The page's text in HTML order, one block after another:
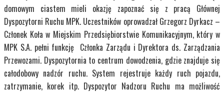
domowym ciastem mieli okazję zapoznać się z pracą Głównej
Dyspozytorni Ruchu MPK. Uczestników oprowadzał Grzegorz Dyrkacz –
Członek Koła w Miejskim Przedsiębiorstwie Komunikacyjnym, który w
MPK S.A. pełni funkcję Członka Zarządu i Dyrektora ds. Zarządzania
Przewozami. Dyspozytornia to centrum dowodzenia, gdzie znajduje się
całodobowy nadzór ruchu. System rejestruje każdy ruch pojazdu,
zatrzymanie, korek itp. Dyspozytor Nadzoru Ruchu ma możliwość